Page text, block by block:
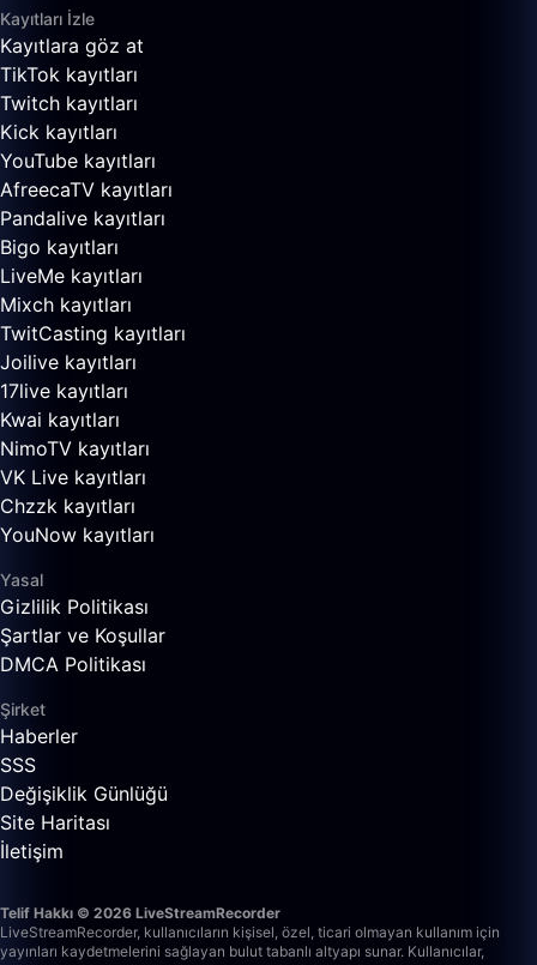
Kayıtları İzle
Kayıtlara göz at
TikTok kayıtları
Twitch kayıtları
Kick kayıtları
YouTube kayıtları
AfreecaTV kayıtları
Pandalive kayıtları
Bigo kayıtları
LiveMe kayıtları
Mixch kayıtları
TwitCasting kayıtları
Joilive kayıtları
17live kayıtları
Kwai kayıtları
NimoTV kayıtları
VK Live kayıtları
Chzzk kayıtları
YouNow kayıtları
Yasal
Gizlilik Politikası
Şartlar ve Koşullar
DMCA Politikası
Şirket
Haberler
SSS
Değişiklik Günlüğü
Site Haritası
İletişim
Telif Hakkı © 2026 LiveStreamRecorder
LiveStreamRecorder, kullanıcıların kişisel, özel, ticari olmayan kullanım için
yayınları kaydetmelerini sağlayan bulut tabanlı altyapı sunar. Kullanıcılar,